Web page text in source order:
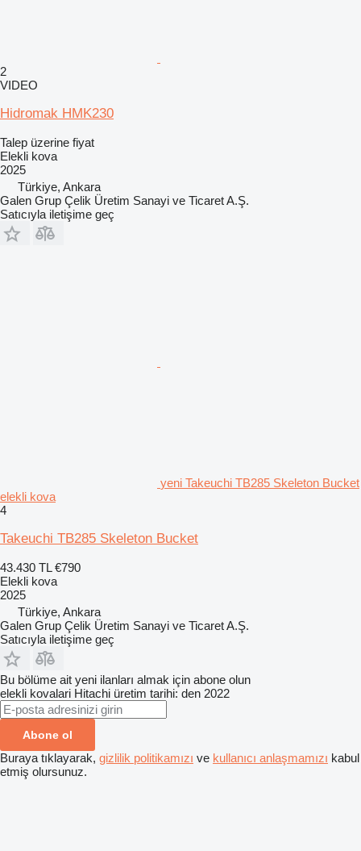
2
VIDEO
Hidromak HMK230
Talep üzerine fiyat
Elekli kova
2025
Türkiye, Ankara
Galen Grup Çelik Üretim Sanayi ve Ticaret A.Ş.
Satıcıyla iletişime geç
yeni Takeuchi TB285 Skeleton Bucket
elekli kova
4
Takeuchi TB285 Skeleton Bucket
43.430 TL €790
Elekli kova
2025
Türkiye, Ankara
Galen Grup Çelik Üretim Sanayi ve Ticaret A.Ş.
Satıcıyla iletişime geç
Bu bölüme ait yeni ilanları almak için abone olun
elekli kovalari Hitachi üretim tarihi: den 2022
Abone ol
Buraya tıklayarak, gizlilik politikamızı ve kullanıcı anlaşmamızı kabul
etmiş olursunuz.